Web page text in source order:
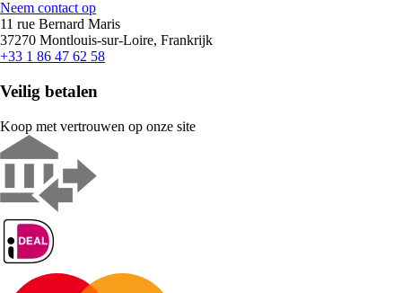
Neem contact op
11 rue Bernard Maris
37270 Montlouis-sur-Loire, Frankrijk
+33 1 86 47 62 58
Veilig betalen
Koop met vertrouwen op onze site